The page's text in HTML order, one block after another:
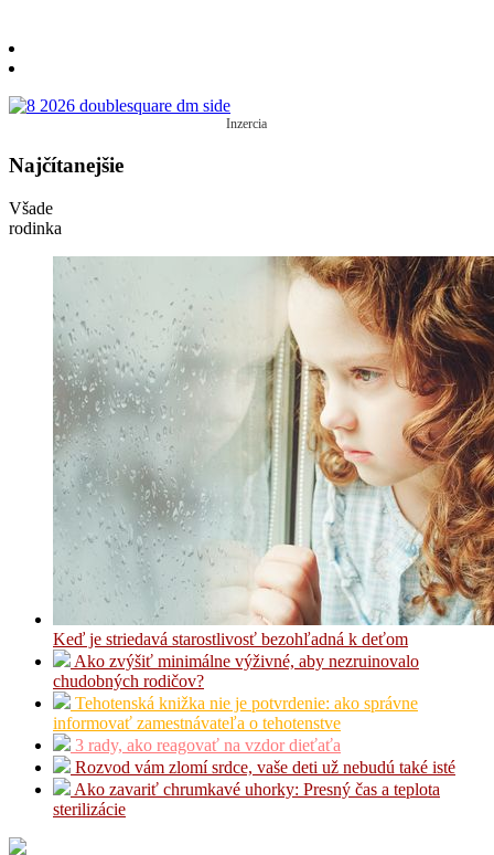
Inzercia
Najčítanejšie
Všade
rodinka
Keď je striedavá starostlivosť bezohľadná k deťom
Ako zvýšiť minimálne výživné, aby nezruinovalo
chudobných rodičov?
Tehotenská knižka nie je potvrdenie: ako správne
informovať zamestnávateľa o tehotenstve
3 rady, ako reagovať na vzdor dieťaťa
Rozvod vám zlomí srdce, vaše deti už nebudú také isté
Ako zavariť chrumkavé uhorky: Presný čas a teplota
sterilizácie